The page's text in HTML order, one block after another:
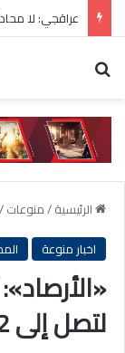
عراقجي: لا
الرئيسية/منوعات/
اخبار منوعة
لتصل إلى 42 درجة غدا